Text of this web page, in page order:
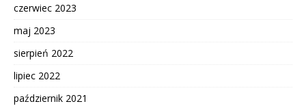
czerwiec 2023
maj 2023
sierpień 2022
lipiec 2022
październik 2021